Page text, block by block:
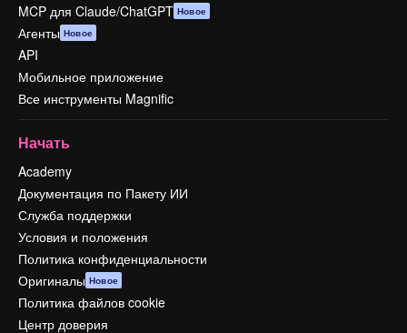
MCP для Claude/ChatGPT Новое
Агенты Новое
API
Мобильное приложение
Все инструменты Magnific
Начать
Academy
Документация по Пакету ИИ
Служба поддержки
Условия и положения
Политика конфиденциальности
Оригиналы Новое
Политика файлов cookie
Центр доверия